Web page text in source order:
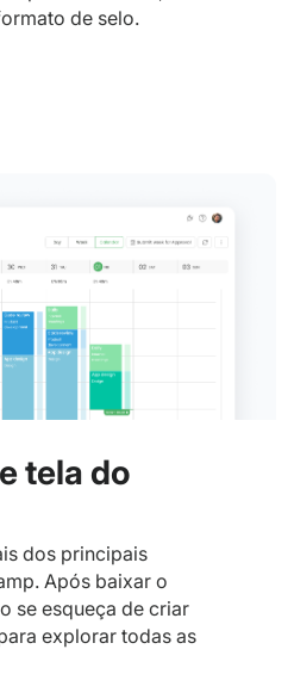
de selo.
tela do
dos principais
Após baixar o
se esqueça de criar
explorar todas as